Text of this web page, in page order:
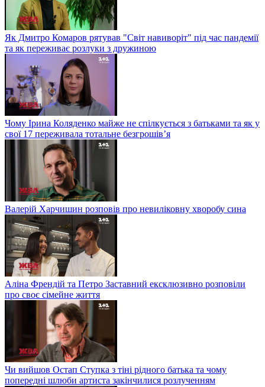
Як Дмитро Комаров рятував "Світ навиворіт" під час пандемії
та як переживає розлуки з дружиною
Чому Ірина Коляденко майже не спілкується з батьками та як у
свої 17 переживала тотальне безгрошів’я
Валерій Харчишин розповів про невиліковну хворобу сина
Аліна Френдій та Петро Заставний ексклюзивно розповіли
про своє сімейне життя
Чи вийшов Остап Ступка з тіні рідного батька та чому
попередні шлюби артиста закінчилися розлученням